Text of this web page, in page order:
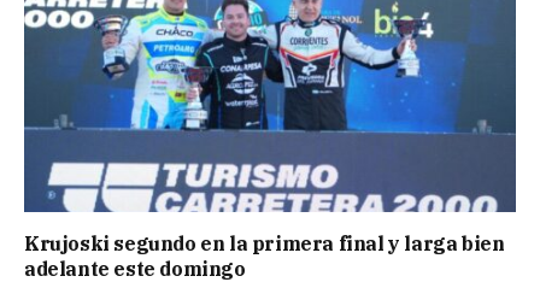
Krujoski segundo en la primera final y larga bien
adelante este domingo